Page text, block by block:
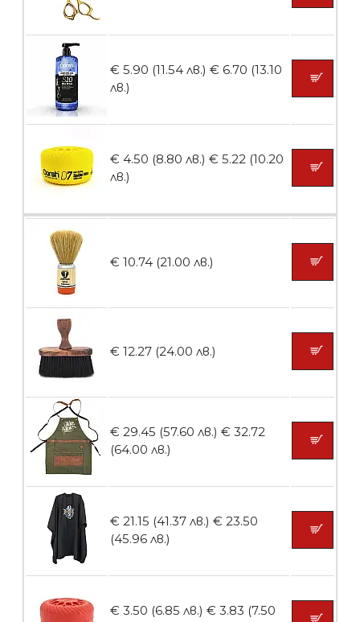
Пила тип ренде
БЕЗПЛАТНО
Пила тип ренде 2в1
БЕЗПЛАТНО
Пила тип ренде 2в1
БЕЗПЛАТНО
Пила тип ренде 2в1
БЕЗПЛАТНО
€ 5.90 (11.54 лв.) € 6.70 (13.10
лв.)
€ 4.50 (8.80 лв.) € 5.22 (10.20
лв.)
€ 10.74 (21.00 лв.)
€ 12.27 (24.00 лв.)
€ 29.45 (57.60 лв.) € 32.72
(64.00 лв.)
€ 21.15 (41.37 лв.) € 23.50
(45.96 лв.)
€ 3.50 (6.85 лв.) € 3.83 (7.50